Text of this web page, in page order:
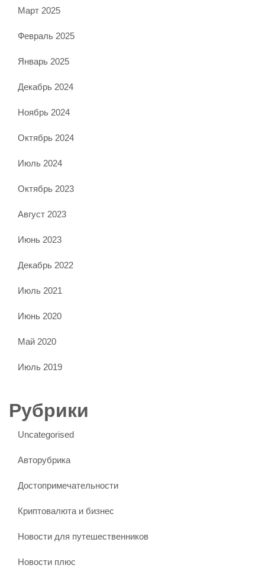
Март 2025
Февраль 2025
Январь 2025
Декабрь 2024
Ноябрь 2024
Октябрь 2024
Июль 2024
Октябрь 2023
Август 2023
Июнь 2023
Декабрь 2022
Июль 2021
Июнь 2020
Май 2020
Июль 2019
Рубрики
Uncategorised
Авторубрика
Достопримечательности
Криптовалюта и бизнес
Новости для путешественников
Новости плюс